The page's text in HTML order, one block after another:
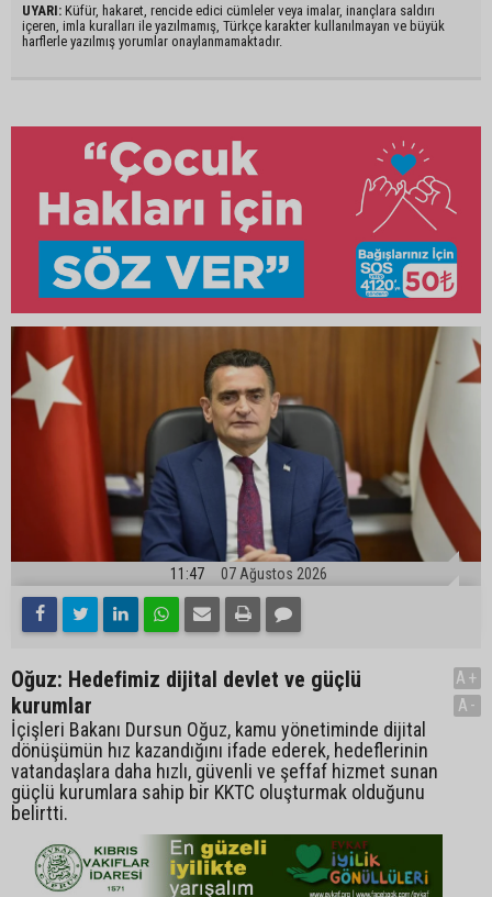
UYARI: Küfür, hakaret, rencide edici cümleler veya imalar, inançlara saldırı
içeren, imla kuralları ile yazılmamış, Türkçe karakter kullanılmayan ve büyük
harflerle yazılmış yorumlar onaylanmamaktadır.
11:47 07 Ağustos 2026
Oğuz: Hedefimiz dijital devlet ve güçlü
kurumlar
İçişleri Bakanı Dursun Oğuz, kamu yönetiminde dijital
dönüşümün hız kazandığını ifade ederek, hedeflerinin
vatandaşlara daha hızlı, güvenli ve şeffaf hizmet sunan
güçlü kurumlara sahip bir KKTC oluşturmak olduğunu
belirtti.
A+
A-